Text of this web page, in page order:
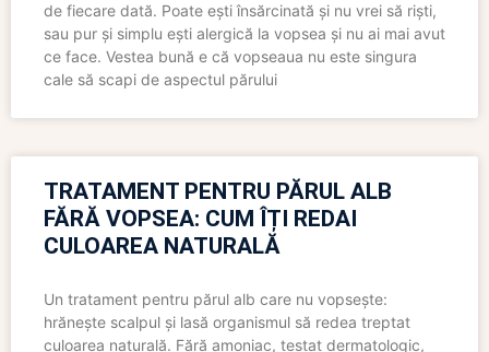
de fiecare dată. Poate ești însărcinată și nu vrei să riști,
sau pur și simplu ești alergică la vopsea și nu ai mai avut
ce face. Vestea bună e că vopseaua nu este singura
cale să scapi de aspectul părului
TRATAMENT PENTRU PĂRUL ALB
FĂRĂ VOPSEA: CUM ÎȚI REDAI
CULOAREA NATURALĂ
Un tratament pentru părul alb care nu vopsește:
hrănește scalpul și lasă organismul să redea treptat
culoarea naturală. Fără amoniac, testat dermatologic,